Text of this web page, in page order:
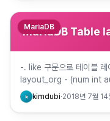
MariaDB Table
MariaDB
-. like 구문으로 테이블
layout_org - (num int
int, - nu…
k kimdubi·2018년 7월 14